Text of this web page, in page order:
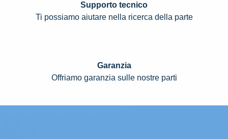
Supporto tecnico
Ti possiamo aiutare nella ricerca della parte
Garanzia
Offriamo garanzia sulle nostre parti